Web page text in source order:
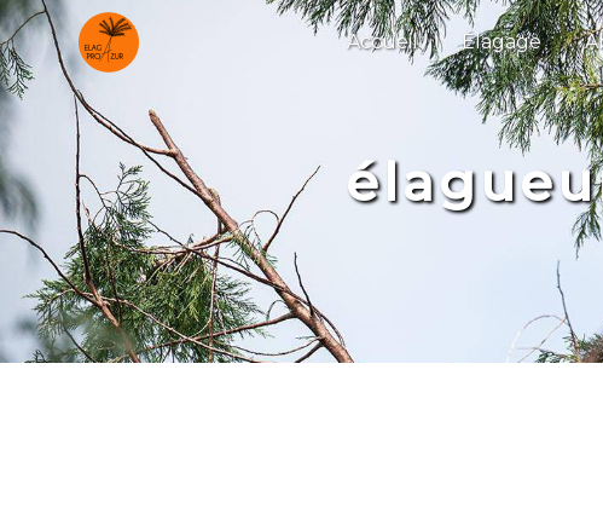
Accueil Élagage
Panneau de gestion des cookies